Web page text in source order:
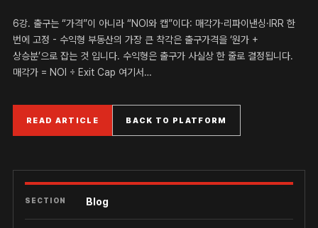
6강. 출구는 “가격”이 아니라 “NOI와 캡”이다: 매각가·리파이낸싱·IRR 한
번에 고정 - 수익형 부동산의 가장 큰 착각은 출구가격을 ‘원가 +
상승분’으로 잡는 것 입니다. 수익형은 출구가 사실상 한 줄로 결정됩니다.
매각가 = NOI ÷ Exit Cap 여기서…
READ ARTICLE BACK TO PLATFORM
SECTION Blog